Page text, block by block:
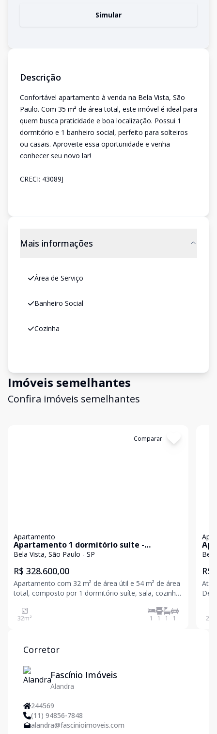
Simular
Descrição
Confortável apartamento à venda na Bela Vista, São
Paulo. Com 35 m² de área total, este imóvel é ideal para
quem busca praticidade e boa localização. Possui 1
dormitório e 1 banheiro social, perfeito para solteiros
ou casais. Aproveite essa oportunidade e venha
conhecer seu novo lar!
CRECI: 43089J
Mais informações
Área de Serviço
Banheiro Social
Cozinha
Imóveis semelhantes
Confira imóveis semelhantes
Comparar
Apartamento
Apartamento 1 dormitório suíte -
Condomínio Fiorino
Bela Vista, São Paulo - SP
R$ 328.600,00
Apartamento com 32 m² de área útil e 54 m² de área
total, composto por 1 dormitório suíte, sala, cozinha
de garagem rotativa, podendo ser descoberta no
térreo ou coberta no subsolo. Condomínio com
32m² 1 1 1 1
R$
Detalhes
26
Corretor
Fascínio Imóveis
Alandra
244569
(11) 94856-7848
alandra@fascinioimoveis.com